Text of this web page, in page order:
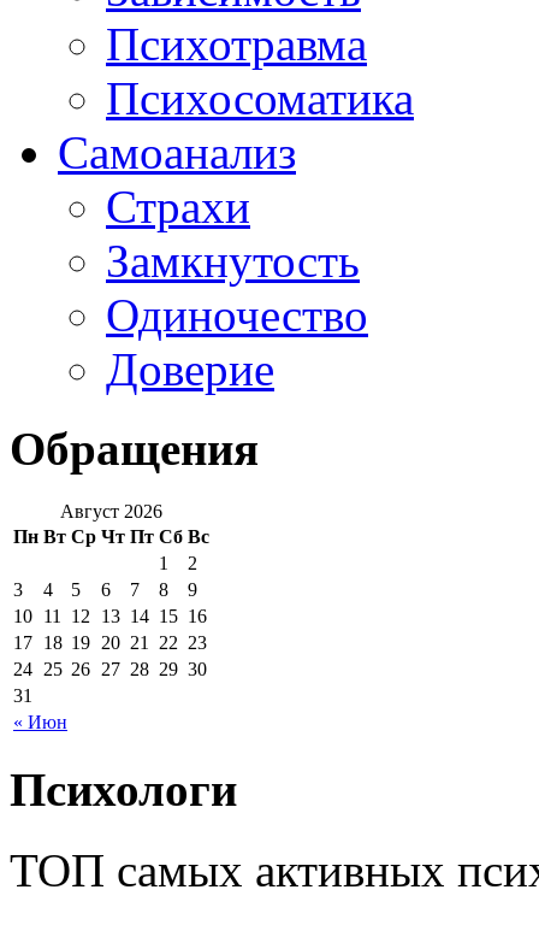
Психотравма
Психосоматика
Самоанализ
Страхи
Замкнутость
Одиночество
Доверие
Обращения
Август 2026
Пн Вт Ср Чт Пт Сб Вс
« Июн
1
2
3
4 5 6 7 8
9
10 11 12 13 14 15 16
17 18 19 20 21 22 23
24 25 26 27 28 29 30
31
Психологи
ТОП самых активных